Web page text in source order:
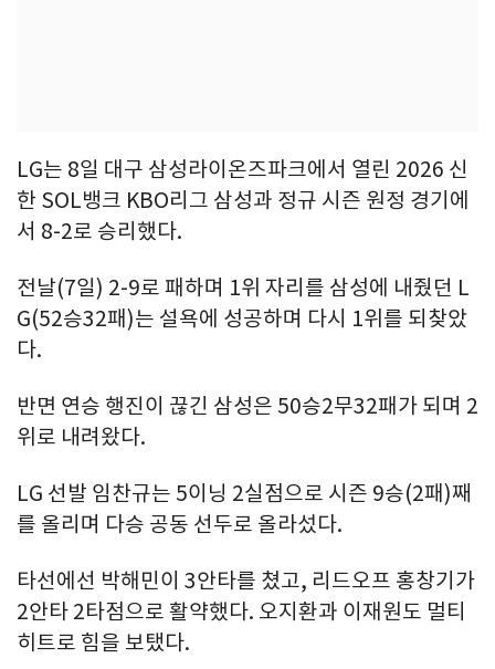
LG는 8일 대구 삼성라이온즈파크에서 열린 2026 신
한 SOL뱅크 KBO리그 삼성과 정규 시즌 원정 경기에
서 8-2로 승리했다.
전날(7일) 2-9로 패하며 1위 자리를 삼성에 내줬던 L
G(52승32패)는 설욕에 성공하며 다시 1위를 되찾았
다.
반면 연승 행진이 끊긴 삼성은 50승2무32패가 되며 2
위로 내려왔다.
LG 선발 임찬규는 5이닝 2실점으로 시즌 9승(2패)째
를 올리며 다승 공동 선두로 올라섰다.
타선에선 박해민이 3안타를 쳤고, 리드오프 홍창기가
2안타 2타점으로 활약했다. 오지환과 이재원도 멀티
히트로 힘을 보탰다.